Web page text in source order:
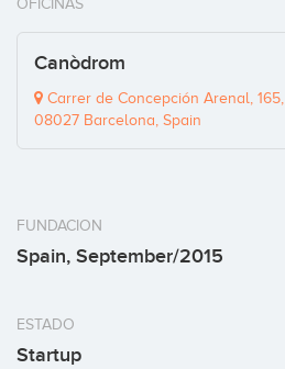
OFICINAS
Canòdrom
Carrer de Concepción Arenal, 165,
08027 Barcelona, Spain
FUNDACION
Spain, September/2015
ESTADO
Startup